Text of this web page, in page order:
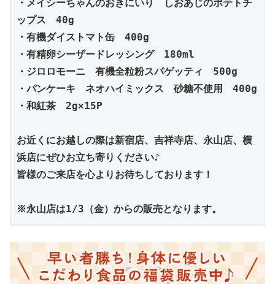
・メイシーちゃんのおきにいり　しおあじのポテトチ
ップス　40g
・有機ダイストマト缶　400g
・有精卵シーザードレッシング　180ml
・ジロロモーニ　有機全粒粉スパゲッティ　500g
・パンケーキ　ネオハイミックス　砂糖不使用　400g
・和紅茶　2g×15P
お近くにお越しの際は新宿店、吉祥寺店、永山店、横
浜店にぜひお立ち寄りください♪
皆様のご来店を心よりお待ちしております！
※永山店は1/3（金）からの販売となります。